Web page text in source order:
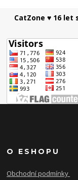
CatZone ♥ 16 let
O ESHOPU
Obchodní podmínky